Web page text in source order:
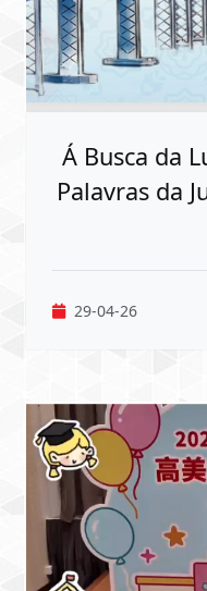
Á Busca da
Palavras da
29-04-26